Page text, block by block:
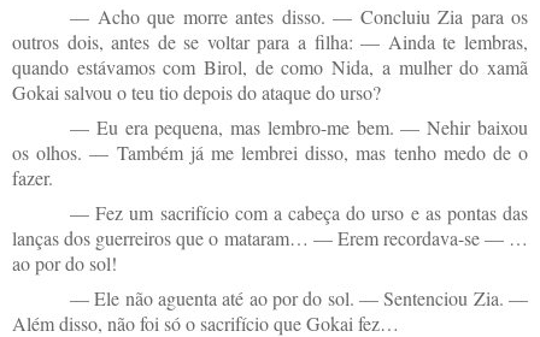
— Acho que morre antes disso. — Concluiu Zia para os
outros dois, antes de se voltar para a filha: — Ainda te lembras,
quando estávamos com Birol, de como Nida, a mulher do xamã
Gokai salvou o teu tio depois do ataque do urso?
— Eu era pequena, mas lembro-me bem. — Nehir baixou
os olhos. — Também já me lembrei disso, mas tenho medo de o
fazer.
— Fez um sacrifício com a cabeça do urso e as pontas das
lanças dos guerreiros que o mataram… — Erem recordava-se — …
ao por do sol!
— Ele não aguenta até ao por do sol. — Sentenciou Zia. —
Além disso, não foi só o sacrifício que Gokai fez…